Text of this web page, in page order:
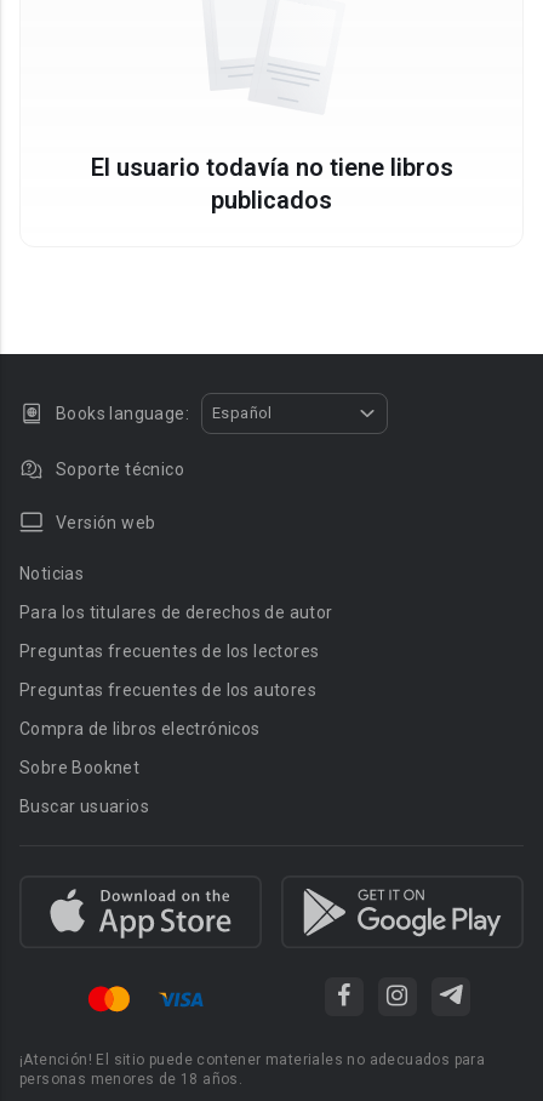
El usuario todavía no tiene libros
publicados
Books language: Español
Soporte técnico
Versión web
Noticias
Para los titulares de derechos de autor
Preguntas frecuentes de los lectores
Preguntas frecuentes de los autores
Compra de libros electrónicos
Sobre Booknet
Buscar usuarios
¡Atención! El sitio puede contener materiales no adecuados para
personas menores de 18 años.